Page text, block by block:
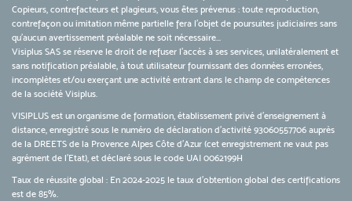
Copieurs, contrefacteurs et plagieurs, vous êtes prévenus : toute reproduction,
contrefaçon ou imitation même partielle fera l'objet de poursuites judiciaires sans
qu’aucun avertissement préalable ne soit nécessaire...
Visiplus SAS se réserve le droit de refuser l'accès à ses services, unilatéralement et
sans notification préalable, à tout utilisateur fournissant des données erronées,
incomplètes et/ou exerçant une activité entrant dans le champ de compétences
de la société Visiplus.
VISIPLUS est un organisme de formation, établissement privé d’enseignement à
distance, enregistré sous le numéro de déclaration d’activité 93060557706 auprès
de la DREETS de la Provence Alpes Côte d’Azur (cet enregistrement ne vaut pas
agrément de l’Etat), et déclaré sous le code UAI 0062199H
Taux de réussite global : En 2024-2025 le taux d'obtention global des certifications
est de 85%.